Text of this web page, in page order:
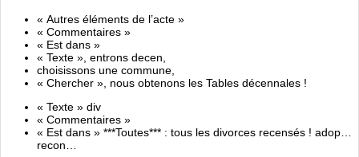
« Autres éléments de l’acte »
« Commentaires »
« Est dans »
« Texte », entrons decen,
choisissons une commune,
« Chercher », nous obtenons les Tables décennales !
« Texte » div
« Commentaires »
« Est dans » ***Toutes*** : tous les divorces recensés ! adop…
recon…